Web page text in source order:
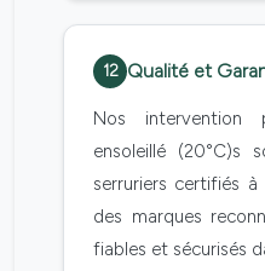
12 Qualité et
Nos
ensoleillé (20°C)s
serruriers certifiés
des marques
fiables et sécurisés